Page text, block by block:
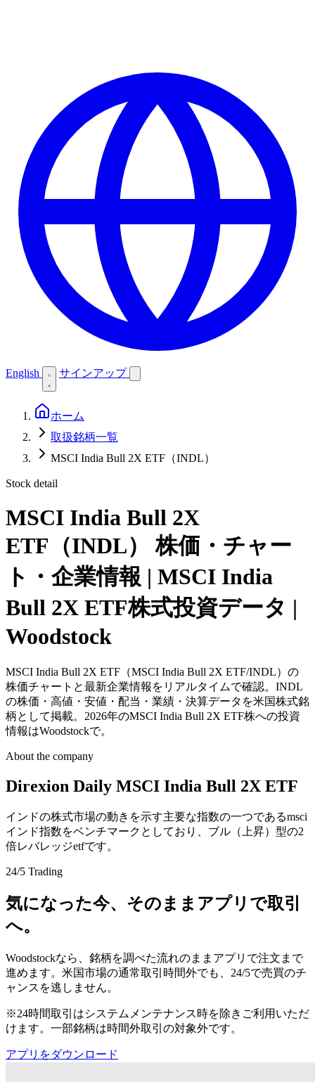
English サインアップ
ホーム
取扱銘柄一覧
MSCI India Bull 2X ETF（INDL）
Stock detail
MSCI India Bull 2X
ETF（INDL）
株価・チャー
ト・企業情報 | MSCI India
Bull 2X ETF株式投資データ |
Woodstock
MSCI India Bull 2X ETF（MSCI India Bull 2X ETF/INDL）の
株価チャートと最新企業情報をリアルタイムで確認。INDL
の株価・高値・安値・配当・業績・決算データを米国株式銘
柄として掲載。2026年のMSCI India Bull 2X ETF株への投資
情報はWoodstockで。
About the company
Direxion Daily MSCI India Bull 2X ETF
インドの株式市場の動きを示す主要な指数の一つであるmsci
インド指数をベンチマークとしており、ブル（上昇）型の2
倍レバレッジetfです。
24/5 Trading
気になった今、そのままアプリで取引
へ。
Woodstockなら、銘柄を調べた流れのままアプリで注文まで
進めます。米国市場の通常取引時間外でも、24/5で売買のチ
ャンスを逃しません。
※24時間取引はシステムメンテナンス時を除きご利用いただ
けます。一部銘柄は時間外取引の対象外です。
アプリをダウンロード